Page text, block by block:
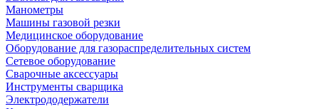
Манометры
Машины газовой резки
Медицинское оборудование
Оборудование для газораспределительных систем
Сетевое оборудование
Сварочные аксессуары
Инструменты сварщика
Электрододержатели